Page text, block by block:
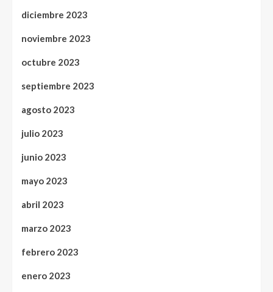
diciembre 2023
noviembre 2023
octubre 2023
septiembre 2023
agosto 2023
julio 2023
junio 2023
mayo 2023
abril 2023
marzo 2023
febrero 2023
enero 2023